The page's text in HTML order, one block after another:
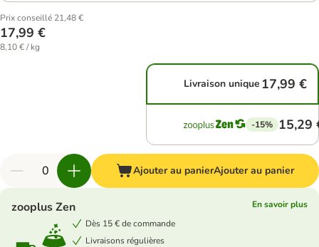
Prix conseillé 21,48 €
17,99 €
8,10 € / kg
Livraison unique 17,99 €
-15% 15,29
Ajouter au panierAjouter au panier
zooplus Zen
En savoir plus
Dès 15 € de commande
Livraisons régulières